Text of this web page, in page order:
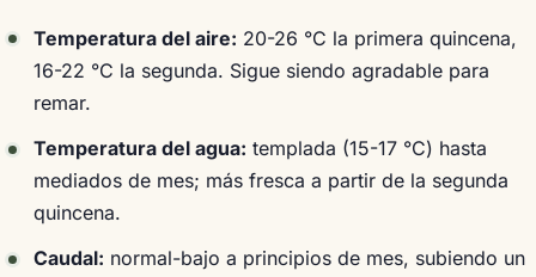
Temperatura del aire: 20-26 °C la primera quincena,
16-22 °C la segunda. Sigue siendo agradable para
remar.
Temperatura del agua: templada (15-17 °C) hasta
mediados de mes; más fresca a partir de la segunda
quincena.
Caudal: normal-bajo a principios de mes, subiendo un